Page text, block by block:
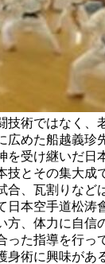
技術ではなく、
めた船越義珍
を受け継いだ日
技とその集大成
合、瓦割りなど
本空手道松涛
、体力に自信
た指導を行っ
術に興味があ